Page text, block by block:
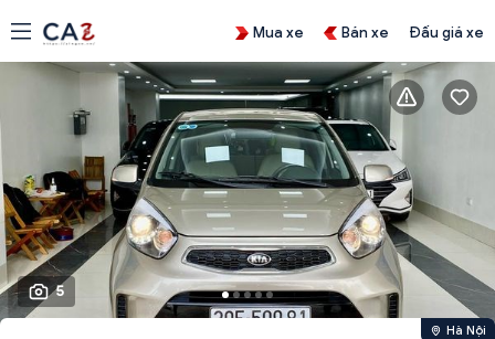
Mua xe Bán xe Đấu giá xe
5
Hà Nội